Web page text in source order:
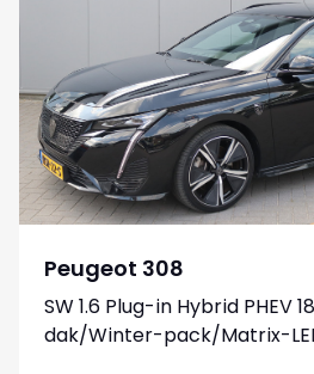
Peugeot 308
SW 1.6 Plug-in Hybrid PHEV
dak/Winter-pack/Matrix-